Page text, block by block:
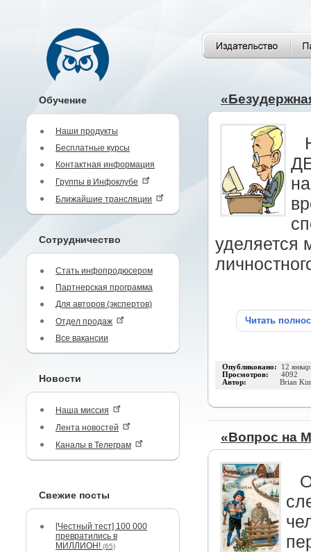
Обучение
Наши продукты
Бесплатные курсы
Контактная информация
Группы в Инфоклубе
Ближайшие трансляции
Сотрудничество
Стать инфопродюсером
Партнерская программа
Для авторов (экспертов)
Отдел продаж
Все вакансии
Новости
Наша миссия
Лента новостей
Каналы в Телеграм
Свежие посты
[Честный тест] 100 000
превратились в
МИЛЛИОН! (65)
уделяется
Читать
Опубликовано: 12
Просмотров: 4092
Автор: Brian
«Вопрос на